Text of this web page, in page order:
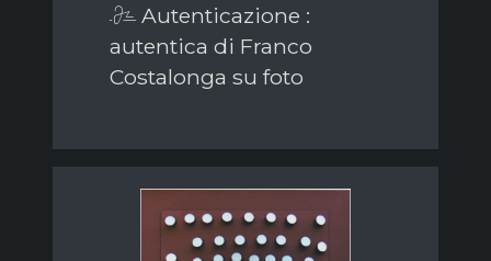
Autenticazione :
autentica di Franco
Costalonga su foto